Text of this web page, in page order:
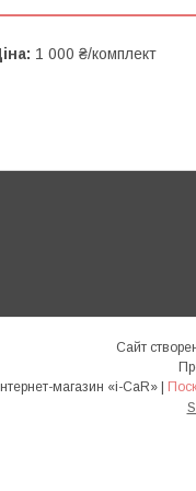
1 000 ₴/комплект
Сайт
Интернет-магазин «i-CaR» |